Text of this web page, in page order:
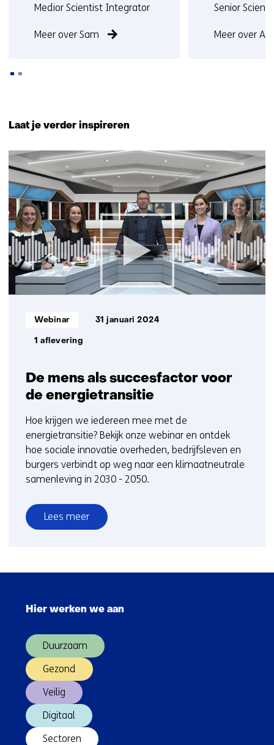
Functie:
Medior Scientist Integrator
Meer over Sam
Functie:
Senior
Meer over
(Neem
contact
met
ons
op)
Laat je verder inspireren
resultaat
De mens als succesfactor voor
de energietransitie
Informatietype:
Webinar 31 januari 2024
1 aflevering
Hoe krijgen we iedereen mee met de
energietransitie? Bekijk onze webinar en ontdek
hoe sociale innovatie overheden, bedrijfsleven en
burgers verbindt op weg naar een klimaatneutrale
samenleving in 2030 - 2050.
Lees meer
over
als
voor
energietransitie
Hier werken we aan
Duurzaam
Gezond
Veilig
Digitaal
Sectoren